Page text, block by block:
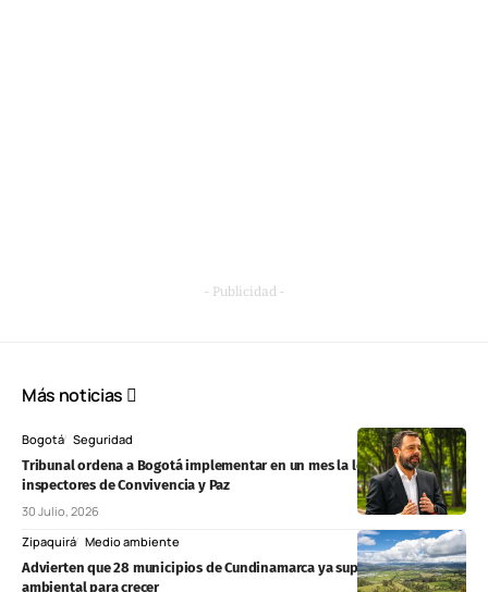
- Publicidad -
Más noticias
Bogotá Seguridad
Tribunal ordena a Bogotá implementar en un mes la ley de
inspectores de Convivencia y Paz
30 Julio, 2026
Zipaquirá Medio ambiente
Advierten que 28 municipios de Cundinamarca ya superaron su límite
ambiental para crecer